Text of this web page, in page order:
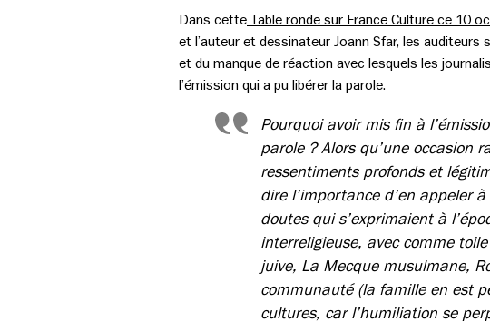
Dans cette Table ronde sur France Culture ce 10
et l’auteur et dessinateur Joann Sfar, les
et du manque de réaction avec lesquels les
l’émission qui a pu libérer la parole.
Pourquoi avoir mis fin à
parole ? Alors qu’une occasion
ressentiments profonds et
dire l’importance d’en appeler
doutes qui s’exprimaient à
interreligieuse, avec comme
juive, La Mecque musulmane,
communauté (la famille en est
cultures, car l’humiliation se